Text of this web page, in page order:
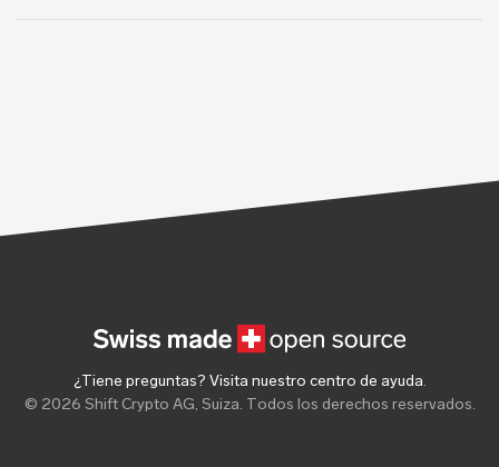
¿Tiene preguntas? Visita nuestro centro de ayuda.
© 2026 Shift Crypto AG, Suiza. Todos los derechos reservados.